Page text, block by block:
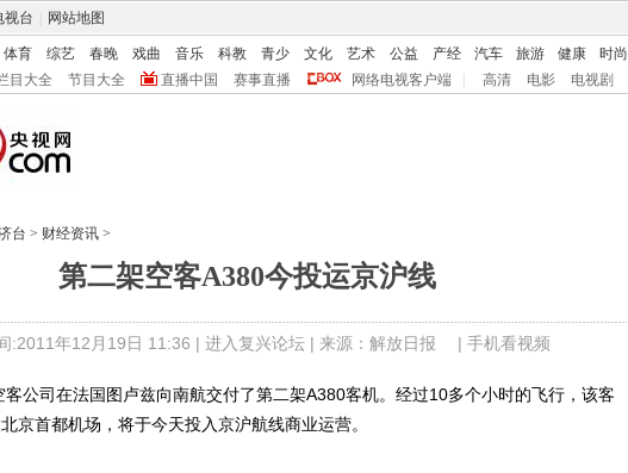
视台 网站地图
体育 综艺 春晚 戏曲 音乐 科教 青少 文化 艺术 公益 产经 汽车 旅游 健康 时尚
目大全 节目大全 直播中国 赛事直播 网络电视客户端 高清 电影 电视剧
台 > 财经资讯 >
第二架空客A380今投运京沪线
:2011年12月19日 11:36 | 进入复兴论坛| 来源：解放日报 | 手机看视频
司在法国图卢兹向南航交付了第二架A380客机。经过10多个小时的飞行，该客
京首都机场，将于今天投入京沪航线商业运营。